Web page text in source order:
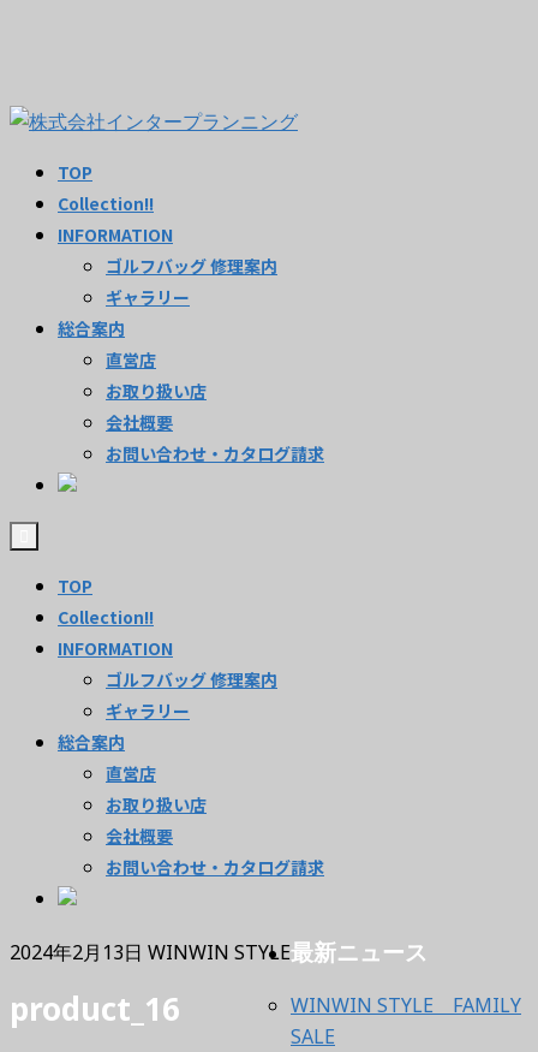
TOP
Collection!!
INFORMATION
ゴルフバッグ 修理案内
ギャラリー
総合案内
直営店
お取り扱い店
会社概要
お問い合わせ・カタログ請求
TOP
Collection!!
INFORMATION
ゴルフバッグ 修理案内
ギャラリー
総合案内
直営店
お取り扱い店
会社概要
お問い合わせ・カタログ請求
2024年2月13日 WINWIN STYLE
product_16
最新ニュース
WINWIN STYLE FAMILY
SALE